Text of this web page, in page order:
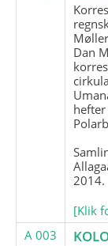
Dan
2014.
[Klik
A 003